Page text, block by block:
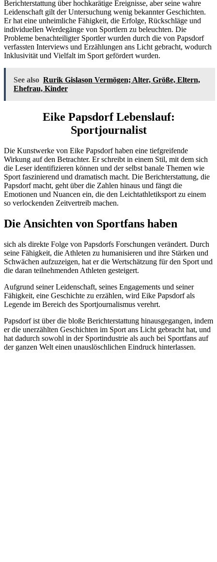
Berichterstattung über hochkarätige Ereignisse, aber seine wahre
Leidenschaft gilt der Untersuchung wenig bekannter Geschichten.
Er hat eine unheimliche Fähigkeit, die Erfolge, Rückschläge und
individuellen Werdegänge von Sportlern zu beleuchten. Die
Probleme benachteiligter Sportler wurden durch die von Papsdorf
verfassten Interviews und Erzählungen ans Licht gebracht, wodurch
Inklusivität und Vielfalt im Sport gefördert wurden.
See also Rurik Gislason Vermögen; Alter, Größe, Eltern,
Ehefrau, Kinder
Eike Papsdorf Lebenslauf:
Sportjournalist
Die Kunstwerke von Eike Papsdorf haben eine tiefgreifende
Wirkung auf den Betrachter. Er schreibt in einem Stil, mit dem sich
die Leser identifizieren können und der selbst banale Themen wie
Sport faszinierend und dramatisch macht. Die Berichterstattung, die
Papsdorf macht, geht über die Zahlen hinaus und fängt die
Emotionen und Nuancen ein, die den Leichtathletiksport zu einem
so verlockenden Zeitvertreib machen.
Die Ansichten von Sportfans haben
sich als direkte Folge von Papsdorfs Forschungen verändert. Durch
seine Fähigkeit, die Athleten zu humanisieren und ihre Stärken und
Schwächen aufzuzeigen, hat er die Wertschätzung für den Sport und
die daran teilnehmenden Athleten gesteigert.
Aufgrund seiner Leidenschaft, seines Engagements und seiner
Fähigkeit, eine Geschichte zu erzählen, wird Eike Papsdorf als
Legende im Bereich des Sportjournalismus verehrt.
Papsdorf ist über die bloße Berichterstattung hinausgegangen, indem
er die unerzählten Geschichten im Sport ans Licht gebracht hat, und
hat dadurch sowohl in der Sportindustrie als auch bei Sportfans auf
der ganzen Welt einen unauslöschlichen Eindruck hinterlassen.